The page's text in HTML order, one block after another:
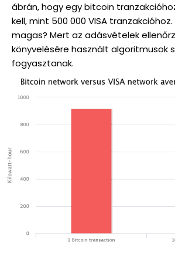
ábrán, hogy egy bitcoin
kell, mint 500 000 VISA
magas? Mert az adásvételek
könyvelésére használt algoritmusok
fogyasztanak.